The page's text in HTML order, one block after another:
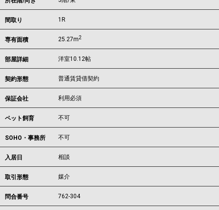
間取り 1R
専有面積 25.27m2
部屋詳細 洋室10.12帖
契約形態 普通賃貸借契約
保証会社 利用必須
ペット飼育 不可
SOHO・事務所 不可
入居日 相談
取引形態 媒介
問合番号 762-304